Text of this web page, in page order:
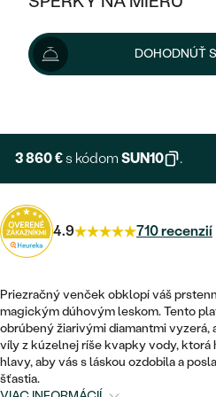
KOMBINOVANÉ ZLATO
PODĽA ŠTÝLU
BEZ KAMEŇA
VYKROJENÉ
NETRADIČNÉ
TEPANÉ
POSTRANNÉ
HALO
VINTAGE
OBRÚČOK
NETRADIČNÉ
ZOSTAVTE SI PRSTEŇ
ZAČAŤ S PRSTEŇOM
VÝPREDAJ
ŠPERKY ČO
PODĽA TYPU
PRSTENE
PRÍVESKY
NÁRAMKY
SETY
PÁNSKE ŠPERKY
PLATINOVÉ
NAPICHOVACIE
MINIMALISTICKÉ
SOLITÉR
V TVARE SRDCA
ZLATÉ
STRIEBORNÉ
SOLITÉR
NARODENIE DIEŤAŤA
PERSONALIZOVANÉ
SO ZNAMENÍM
MINIMALISTICKÉ
VÝPREDAJ
ZLATÉ
PLATINOVÉ
ETERNITY
MINIMALISTICKÉ
DOHODNÚŤ
4 289 €
Šperk vám doručíme do 3 - 4
3 860 €s kódom SUN10 .
4.9 710 recenzií
Priezračný venček obklopí váš
magickým dúhovým leskom. Tento
obrúbený žiarivými diamantmi vyzerá,
víly z kúzelnej ríše kvapky vody, ktorá
hlavy, aby vás s láskou ozdobila a
šťastia.